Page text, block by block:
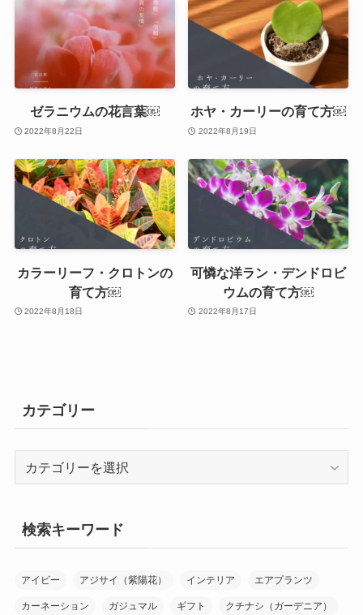
ゼラニウムの花言葉￼
2022年8月22日
ホヤ・カーリーの育て方￼
2022年8月19日
カラーリーフ・クロトンの
育て方￼
2022年8月18日
可憐な洋ラン・デンドロビ
ウムの育て方￼
2022年8月17日
カテゴリー
リ
ー
検索キーワード
アイビー アジサイ（紫陽花） インテリア エアプランツ
カーネーション ガジュマル ギフト クチナシ（ガーデニア）